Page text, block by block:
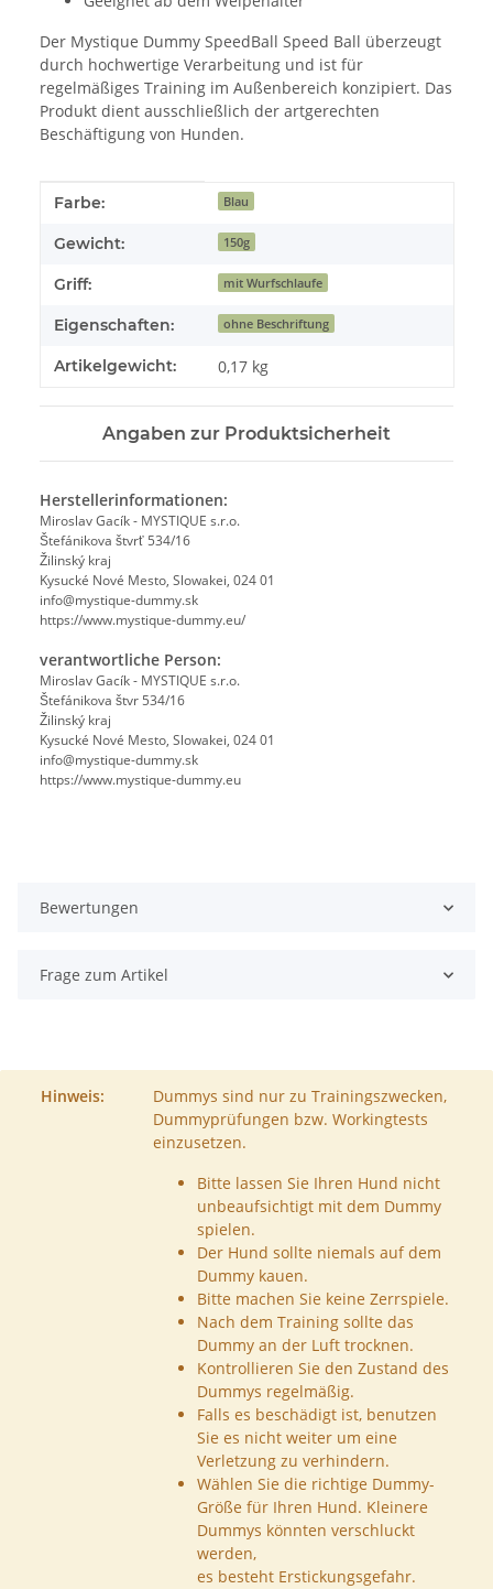
Der Mystique Dummy SpeedBall Speed Ball überzeugt
durch hochwertige Verarbeitung und ist für
regelmäßiges Training im Außenbereich konzipiert. Das
Produkt dient ausschließlich der artgerechten
Beschäftigung von Hunden.
Produkteigenschaft
Wert
Farbe: Blau
Gewicht: 150g
Griff: mit Wurfschlaufe
Eigenschaften: ohne Beschriftung
Artikelgewicht: 0,17 kg
Angaben zur Produktsicherheit
Herstellerinformationen:
Miroslav Gacík - MYSTIQUE s.r.o.
Štefánikova štvrť 534/16
Žilinský kraj
Kysucké Nové Mesto, Slowakei, 024 01
info@mystique-dummy.sk
https://www.mystique-dummy.eu/
verantwortliche Person:
Miroslav Gacík - MYSTIQUE s.r.o.
Štefánikova štvr 534/16
Žilinský kraj
Kysucké Nové Mesto, Slowakei, 024 01
info@mystique-dummy.sk
https://www.mystique-dummy.eu
Bewertungen
Frage zum Artikel
Hinweis:
Dummys sind nur zu Trainingszwecken,
Dummyprüfungen bzw. Workingtests
einzusetzen.
Bitte lassen Sie Ihren Hund nicht
unbeaufsichtigt mit dem Dummy
spielen.
Der Hund sollte niemals auf dem
Dummy kauen.
Bitte machen Sie keine Zerrspiele.
Nach dem Training sollte das
Dummy an der Luft trocknen.
Kontrollieren Sie den Zustand des
Dummys regelmäßig.
Falls es beschädigt ist, benutzen
Sie es nicht weiter um eine
Verletzung zu verhindern.
Wählen Sie die richtige Dummy-
Größe für Ihren Hund. Kleinere
Dummys könnten verschluckt
werden,
es besteht Erstickungsgefahr.